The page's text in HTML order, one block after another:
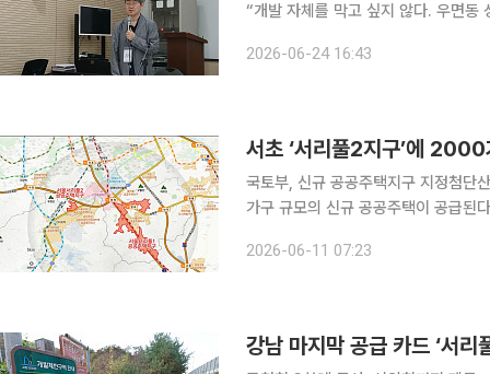
“개발 자체를 막고 싶지 않다. 우면동
있기를 바란다.” (서초구 우면
2026-06-24 16:43
서초 ‘서리풀2지구’에
국토부, 신규 공공주택지구 지정첨단산업 직주근접형 주
가구 규모의 신규 공공주택이 공급된
리풀2 공공주택지구'를 신규 공공주
2026-06-11 07:23
강남 마지막 공급 카드 ‘서